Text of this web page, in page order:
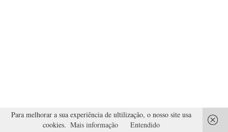
Para melhorar a sua experiência de ultilização, o nosso site usa
cookies. Mais informação Entendido